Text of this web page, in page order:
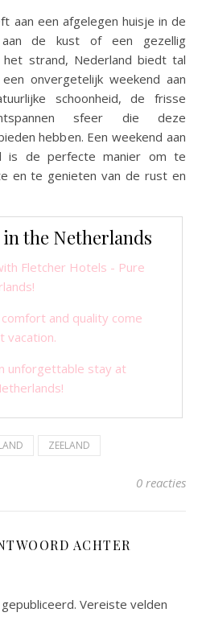
aan een afgelegen huisje in de
de kust of een gezellig
het strand, Nederland biedt tal
onvergetelijk weekend aan
schoonheid, de frisse
sfeer die deze
hebben. Een weekend aan
is de perfecte manier om te
en te genieten van de rust en
the Netherlands
Fletcher Hotels - Pure
and quality come
vacation.
unforgettable stay at
ZEELAND
0 reacties
ACHTER
Vereiste velden